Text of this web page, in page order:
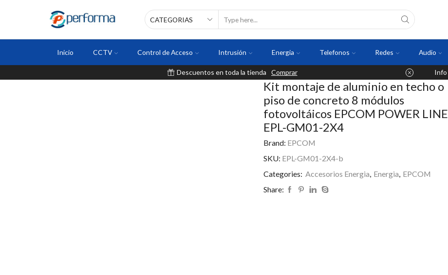
Inicio CCTV Control de Acceso Intrusión Energia Telefonos Redes Audio
Descuentos en toda la tienda Comprar Info
Kit montaje de aluminio en techo o
piso de concreto 8 módulos
fotovoltáicos EPCOM POWER LINE
EPL-GM01-2X4
Brand: EPCOM
SKU: EPL-GM01-2X4-b
Categories: Accesorios Energia, Energia, EPCOM
Share: